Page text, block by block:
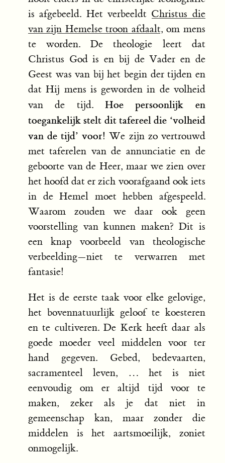
is afgebeeld. Het verbeeldt Christus die
van zijn Hemelse troon afdaalt, om mens
te worden. De theologie leert dat
Christus God is en bij de Vader en de
Geest was van bij het begin der tijden en
dat Hij mens is geworden in de volheid
van de tijd.Hoe persoonlijk en
toegankelijk stelt dit tafereel die ‘volheid
van de tijd’ voor! We zijn zo vertrouwd
met taferelen van de annunciatie en de
geboorte van de Heer, maar we zien over
het hoofd dat er zich voorafgaand ook iets
in de Hemel moet hebben afgespeeld.
Waarom zouden we daar ook geen
voorstelling van kunnen maken? Dit is
een knap voorbeeld van theologische
verbeelding—niet te verwarren met
fantasie!
Het is de eerste taak voor elke gelovige,
het bovennatuurlijk geloof te koesteren
en te cultiveren. De Kerk heeft daar als
goede moeder veel middelen voor ter
hand gegeven. Gebed, bedevaarten,
sacramenteel leven, … het is niet
eenvoudig om er altijd tijd voor te
maken, zeker als je dat niet in
gemeenschap kan, maar zonder die
middelen is het aartsmoeilijk, zoniet
onmogelijk.